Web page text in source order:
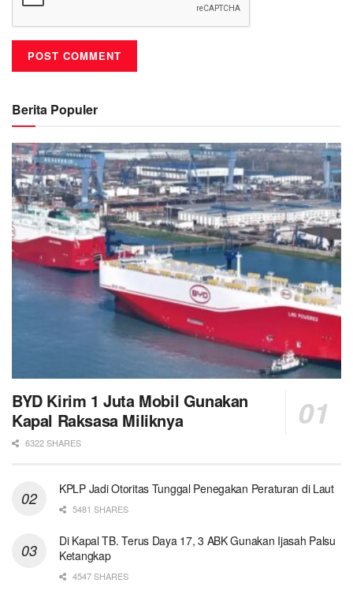
Berita Populer
BYD Kirim 1 Juta Mobil Gunakan
Kapal Raksasa Miliknya
6322 SHARES
KPLP Jadi Otoritas Tunggal Penegakan Peraturan di Laut
5481 SHARES
Di Kapal TB. Terus Daya 17, 3 ABK Gunakan Ijasah Palsu
Ketangkap
4547 SHARES